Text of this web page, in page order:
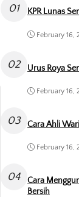
01 KPR Lunas
February 16,
02 Urus Roya
February 16,
03 Cara Ahli
February 16,
04
Cara
Bersih